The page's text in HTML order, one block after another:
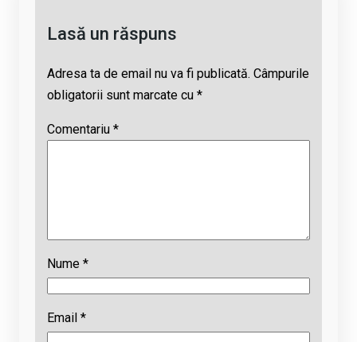
Lasă un răspuns
Adresa ta de email nu va fi publicată. Câmpurile
obligatorii sunt marcate cu *
Comentariu *
Nume *
Email *